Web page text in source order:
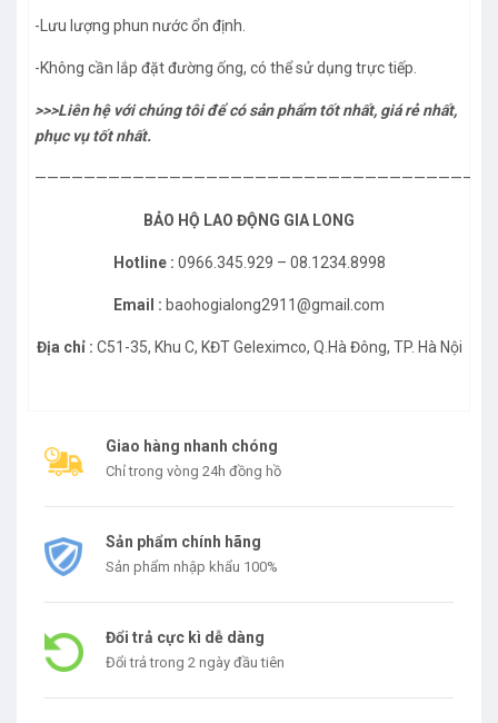
-Lưu lượng phun nước ổn định.
-Không cần lắp đặt đường ống, có thể sử dụng trực tiếp.
>>>Liên hệ với chúng tôi để có sản phẩm tốt nhất, giá rẻ nhất,
phục vụ tốt nhất.
BẢO HỘ LAO ĐỘNG GIA LONG
Hotline : 0966.345.929 – 08.1234.8998
Email : baohogialong2911@gmail.com
Địa chỉ : C51-35, Khu C, KĐT Geleximco, Q.Hà Đông, TP. Hà Nội
Giao hàng nhanh chóng
Chỉ trong vòng 24h đồng hồ
Sản phẩm chính hãng
Sản phẩm nhập khẩu 100%
Đổi trả cực kì dễ dàng
Đổi trả trong 2 ngày đầu tiên